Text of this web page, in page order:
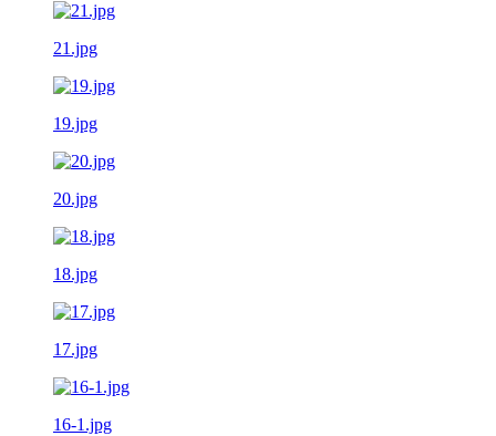
21.jpg
19.jpg
20.jpg
18.jpg
17.jpg
16-1.jpg